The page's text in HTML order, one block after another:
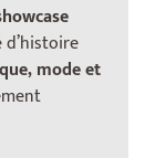
mode et